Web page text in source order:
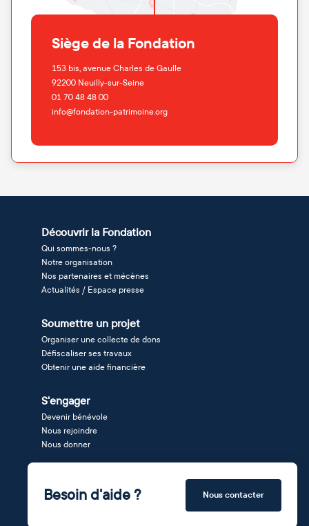
Siège de la Fondation
153 bis, avenue Charles de Gaulle
92200 Neuilly-sur-Seine
01 70 48 48 00
info@fondation-patrimoine.org
Découvrir la Fondation
Qui sommes-nous ?
Notre organisation
Nos partenaires et mécènes
Actualités / Espace presse
Soumettre un projet
Organiser une collecte de dons
Défiscaliser ses travaux
Obtenir une aide financière
S'engager
Devenir bénévole
Nous rejoindre
Nous donner
Besoin d'aide ? Nous contacter